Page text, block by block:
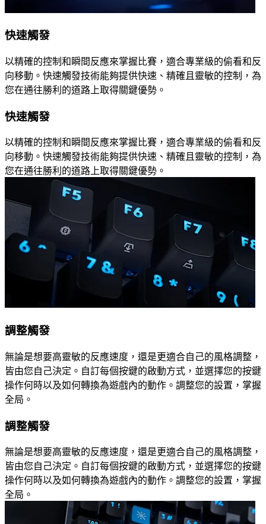
快速觸發
以精確的控制和瞬間反應來掌握比賽，適合專業級的偷看和反
向移動。快速觸發技術能夠提供快速、精確且靈敏的控制，為
您在通往勝利的道路上取得關鍵優勢。
快速觸發
以精確的控制和瞬間反應來掌握比賽，適合專業級的偷看和反
向移動。快速觸發技術能夠提供快速、精確且靈敏的控制，為
您在通往勝利的道路上取得關鍵優勢。
調整觸發
無論是想要高靈敏的反應速度，還是更適合自己的風格調整，
皆由您自己決定。自訂每個按鍵的啟動方式，並選擇您的按鍵
操作何時以及如何轉換為遊戲內的動作。調整您的設置，掌握
全局。
調整觸發
無論是想要高靈敏的反應速度，還是更適合自己的風格調整，
皆由您自己決定。自訂每個按鍵的啟動方式，並選擇您的按鍵
操作何時以及如何轉換為遊戲內的動作。調整您的設置，掌握
全局。